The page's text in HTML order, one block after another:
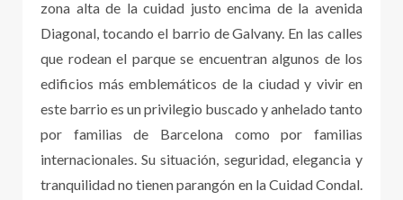
zona alta de la cuidad justo encima de la avenida
Diagonal, tocando el barrio de Galvany. En las calles
que rodean el parque se encuentran algunos de los
edificios más emblemáticos de la ciudad y vivir en
este barrio es un privilegio buscado y anhelado tanto
por familias de Barcelona como por familias
internacionales. Su situación, seguridad, elegancia y
tranquilidad no tienen parangón en la Cuidad Condal.